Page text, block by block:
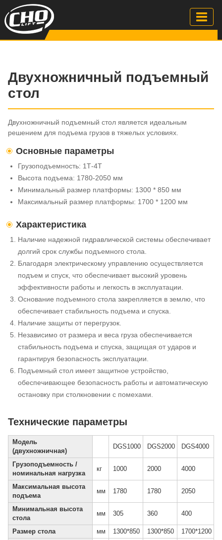
Двухножничный подъемный
стол
Двухножничный подъемный стол является идеальным
решением для подъема грузов в тяжелых условиях.
Основные параметры
Грузоподъемность: 1Т-4Т
Высота подъема: 1780-2050 мм
Минимальный размер платформы: 1300 * 850 мм
Максимальный размер платформы: 1700 * 1200 мм
Характеристика
Наличие надежной гидравлической системы обеспечивает
долгий срок службы подъемного стола.
Благодаря электрическому управлению осуществляется
подъем и спуск, что обеспечивает высокий уровень
эффективности работы и легкость в эксплуатации.
Основание подъемного стола закрепляется в землю, что
обеспечивает стабильность подъема и спуска.
Наличие защиты от перегрузок.
Независимо от размера и веса груза обеспечивается
стабильность подъема и спуска, защищая от ударов и
гарантируя безопасность эксплуатации.
Подъемный стол имеет защитное устройство,
обеспечивающее безопасность работы и автоматическую
остановку при столкновении с помехами.
Технические параметры
Модель
(двухножничная)
DGS1000 DGS2000 DGS4000
Грузоподъемность /
номинальная нагрузка
кг 1000 2000 4000
Максимальная высота
подъема
мм 1780 1780 2050
Минимальная высота
стола
мм 305 360 400
Размер стола мм 1300*850 1300*850
1700*1200